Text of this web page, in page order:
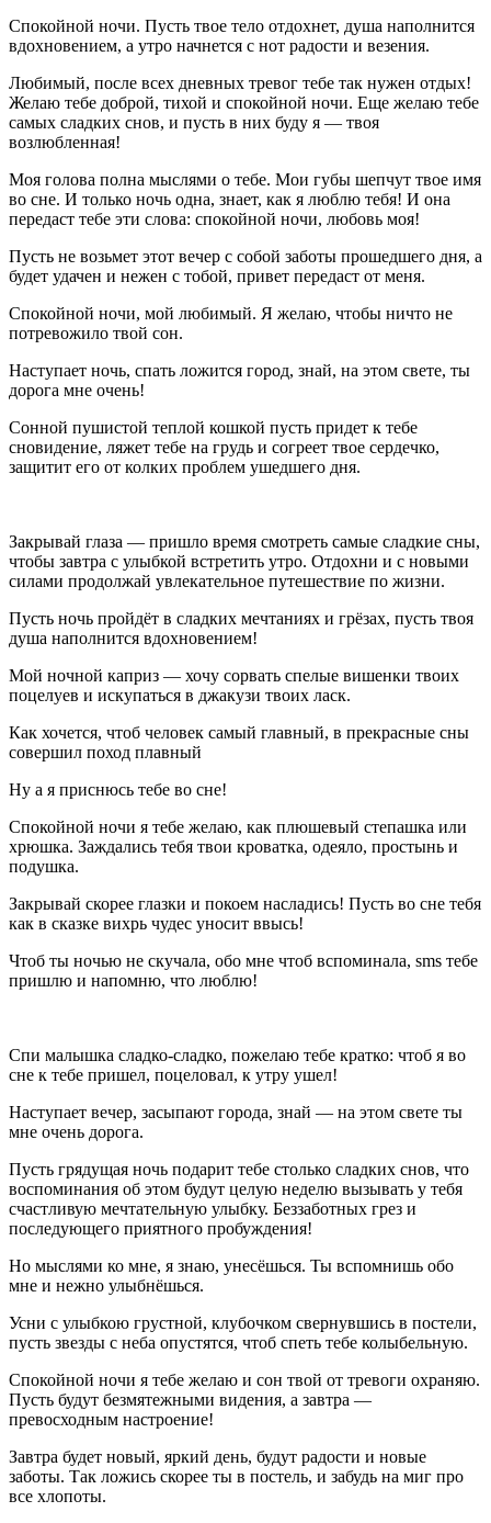
Спокойной ночи. Пусть твое тело отдохнет, душа наполнится
вдохновением, а утро начнется с нот радости и везения.
Любимый, после всех дневных тревог тебе так нужен отдых!
Желаю тебе доброй, тихой и спокойной ночи. Еще желаю тебе
самых сладких снов, и пусть в них буду я — твоя
возлюбленная!
Моя голова полна мыслями о тебе. Мои губы шепчут твое имя
во сне. И только ночь одна, знает, как я люблю тебя! И она
передаст тебе эти слова: спокойной ночи, любовь моя!
Пусть не возьмет этот вечер с собой заботы прошедшего дня, а
будет удачен и нежен с тобой, привет передаст от меня.
Спокойной ночи, мой любимый. Я желаю, чтобы ничто не
потревожило твой сон.
Наступает ночь, спать ложится город, знай, на этом свете, ты
дорога мне очень!
Сонной пушистой теплой кошкой пусть придет к тебе
сновидение, ляжет тебе на грудь и согреет твое сердечко,
защитит его от колких проблем ушедшего дня.
Закрывай глаза — пришло время смотреть самые сладкие сны,
чтобы завтра с улыбкой встретить утро. Отдохни и с новыми
силами продолжай увлекательное путешествие по жизни.
Пусть ночь пройдёт в сладких мечтаниях и грёзах, пусть твоя
душа наполнится вдохновением!
Мой ночной каприз — хочу сорвать спелые вишенки твоих
поцелуев и искупаться в джакузи твоих ласк.
Как хочется, чтоб человек самый главный, в прекрасные сны
совершил поход плавный
Ну а я приснюсь тебе во сне!
Спокойной ночи я тебе желаю, как плюшевый степашка или
хрюшка. Заждались тебя твои кроватка, одеяло, простынь и
подушка.
Закрывай скорее глазки и покоем насладись! Пусть во сне тебя
как в сказке вихрь чудес уносит ввысь!
Чтоб ты ночью не скучала, обо мне чтоб вспоминала, sms тебе
пришлю и напомню, что люблю!
Спи малышка сладко-сладко, пожелаю тебе кратко: чтоб я во
сне к тебе пришел, поцеловал, к утру ушел!
Наступает вечер, засыпают города, знай — на этом свете ты
мне очень дорога.
Пусть грядущая ночь подарит тебе столько сладких снов, что
воспоминания об этом будут целую неделю вызывать у тебя
счастливую мечтательную улыбку. Беззаботных грез и
последующего приятного пробуждения!
Но мыслями ко мне, я знаю, унесёшься. Ты вспомнишь обо
мне и нежно улыбнёшься.
Усни с улыбкою грустной, клубочком свернувшись в постели,
пусть звезды с неба опустятся, чтоб спеть тебе колыбельную.
Спокойной ночи я тебе желаю и сон твой от тревоги охраняю.
Пусть будут безмятежными видения, а завтра —
превосходным настроение!
Завтра будет новый, яркий день, будут радости и новые
заботы. Так ложись скорее ты в постель, и забудь на миг про
все хлопоты.